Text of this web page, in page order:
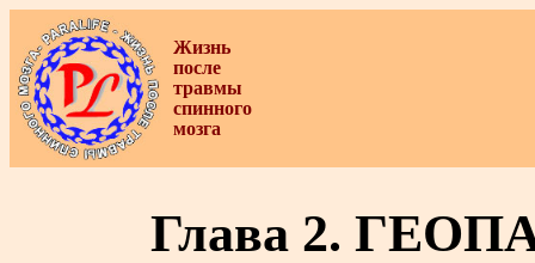
Жизнь
после
травмы
спинного
мозга
Глава 2.